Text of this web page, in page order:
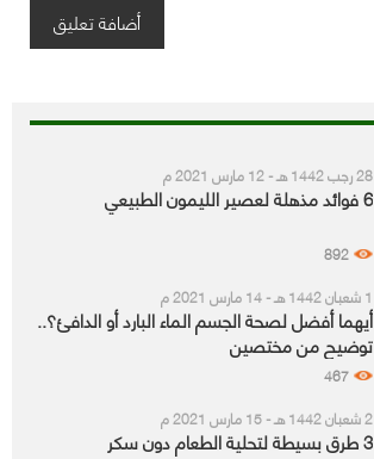
28 رجب 1442 هـ - 12 مارس 2021 م
6 فوائد مذهلة لعصير الليمون الطبيعي
892
1 شعبان 1442 هـ - 14 مارس 2021 م
أيهما أفضل لصحة الجسم الماء البارد أو الدافئ؟..
توضيح من مختصين
467
2 شعبان 1442 هـ - 15 مارس 2021 م
3 طرق بسيطة لتحلية الطعام دون سكر